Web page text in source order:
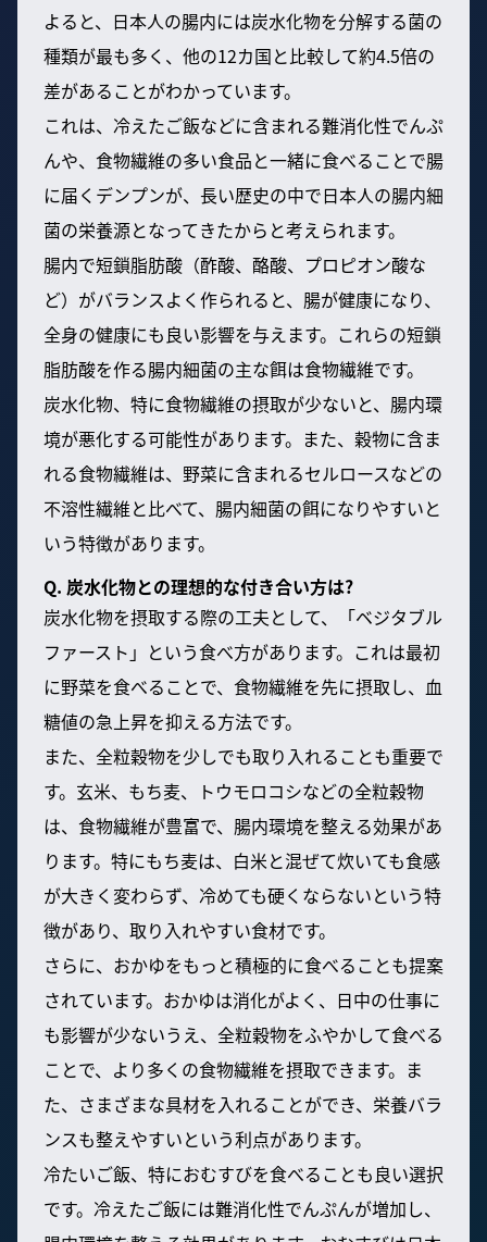
よると、日本人の腸内には炭水化物を分解する菌の
種類が最も多く、他の12カ国と比較して約4.5倍の
差があることがわかっています。
これは、冷えたご飯などに含まれる難消化性でんぷ
んや、食物繊維の多い食品と一緒に食べることで腸
に届くデンプンが、長い歴史の中で日本人の腸内細
菌の栄養源となってきたからと考えられます。
腸内で短鎖脂肪酸（酢酸、酪酸、プロピオン酸な
ど）がバランスよく作られると、腸が健康になり、
全身の健康にも良い影響を与えます。これらの短鎖
脂肪酸を作る腸内細菌の主な餌は食物繊維です。
炭水化物、特に食物繊維の摂取が少ないと、腸内環
境が悪化する可能性があります。また、穀物に含ま
れる食物繊維は、野菜に含まれるセルロースなどの
不溶性繊維と比べて、腸内細菌の餌になりやすいと
いう特徴があります。
Q. 炭水化物との理想的な付き合い方は?
炭水化物を摂取する際の工夫として、「ベジタブル
ファースト」という食べ方があります。これは最初
に野菜を食べることで、食物繊維を先に摂取し、血
糖値の急上昇を抑える方法です。
また、全粒穀物を少しでも取り入れることも重要で
す。玄米、もち麦、トウモロコシなどの全粒穀物
は、食物繊維が豊富で、腸内環境を整える効果があ
ります。特にもち麦は、白米と混ぜて炊いても食感
が大きく変わらず、冷めても硬くならないという特
徴があり、取り入れやすい食材です。
さらに、おかゆをもっと積極的に食べることも提案
されています。おかゆは消化がよく、日中の仕事に
も影響が少ないうえ、全粒穀物をふやかして食べる
ことで、より多くの食物繊維を摂取できます。ま
た、さまざまな具材を入れることができ、栄養バラ
ンスも整えやすいという利点があります。
冷たいご飯、特におむすびを食べることも良い選択
です。冷えたご飯には難消化性でんぷんが増加し、